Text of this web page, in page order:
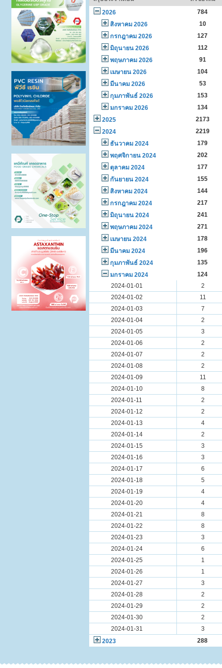
2026
784
สิงหาคม 2026
10
กรกฎาคม 2026
127
มิถุนายน 2026
112
พฤษภาคม 2026
91
เมษายน 2026
104
มีนาคม 2026
53
กุมภาพันธ์ 2026
153
มกราคม 2026
134
2025
2173
2024
2219
ธันวาคม 2024
179
พฤศจิกายน 2024
202
ตุลาคม 2024
177
กันยายน 2024
155
สิงหาคม 2024
144
กรกฎาคม 2024
217
มิถุนายน 2024
241
พฤษภาคม 2024
271
เมษายน 2024
178
มีนาคม 2024
196
กุมภาพันธ์ 2024
135
มกราคม 2024
124
2024-01-01
2
2024-01-02
11
2024-01-03
7
2024-01-04
2
2024-01-05
3
2024-01-06
2
2024-01-07
2
2024-01-08
2
2024-01-09
11
2024-01-10
8
2024-01-11
2
2024-01-12
2
2024-01-13
4
2024-01-14
2
2024-01-15
3
2024-01-16
3
2024-01-17
6
2024-01-18
5
2024-01-19
4
2024-01-20
4
2024-01-21
8
2024-01-22
8
2024-01-23
3
2024-01-24
6
2024-01-25
1
2024-01-26
1
2024-01-27
3
2024-01-28
2
2024-01-29
2
2024-01-30
2
2024-01-31
3
2023
288